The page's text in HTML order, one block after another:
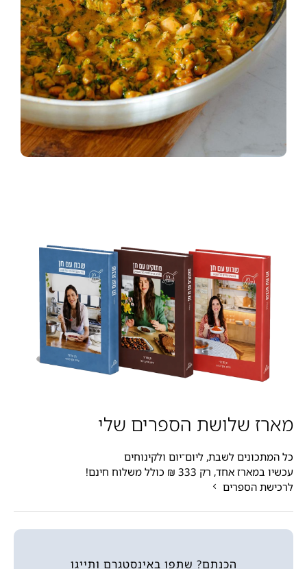
מארז שלושת הספרים שלי
כל המתכונים לשבת, ליום־יום ולקינוחים
עכשיו במארז אחד, רק 333 ₪ כולל משלוח חינם!
לרכישת הספרים
הכנתם? שתפו באינסטגרם ותייגו